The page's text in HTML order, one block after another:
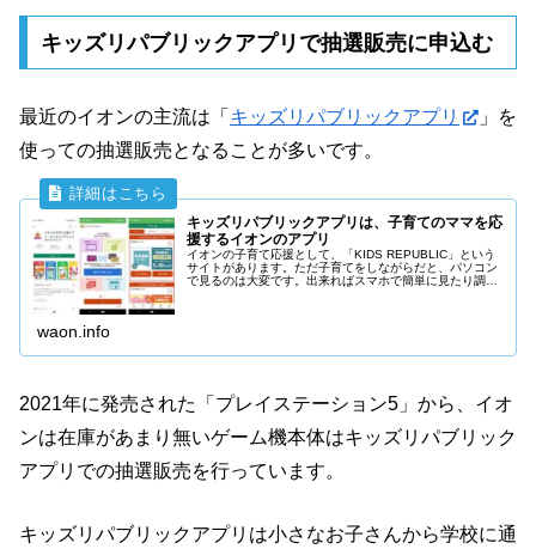
キッズリパブリックアプリで抽選販売に申込む
最近のイオンの主流は「 キッズリパブリックアプリ
」を
使っての抽選販売となることが多いです。
キッズリパブリックアプリは、子育てのママを応
援するイオンのアプリ
イオンの子育て応援として、「KIDS REPUBLIC」という
サイトがあります。ただ子育てをしながらだと、パソコン
で見るのは大変です。出来ればスマホで簡単に見たり調べ
waon.info
2021年に発売された「プレイステーション5」から、イオ
ンは在庫があまり無いゲーム機本体はキッズリパブリック
アプリでの抽選販売を行っています。
キッズリパブリックアプリは小さなお子さんから学校に通